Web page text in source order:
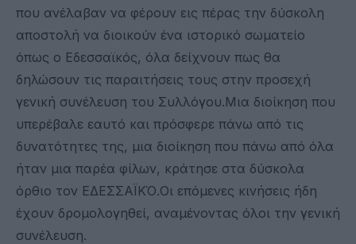
που ανέλαβαν να φέρουν εις πέρας την δύσκολη
αποστολή να διοικούν ένα ιστορικό σωματείο
όπως ο Εδεσσαϊκός, όλα δείχνουν πως θα
δηλώσουν τις παραιτήσεις τους στην προσεχή
γενική συνέλευση του Συλλόγου.Μια διοίκηση που
υπερέβαλε εαυτό και πρόσφερε πάνω από τις
δυνατότητες της, μια διοίκηση που πάνω από όλα
ήταν μια παρέα φίλων, κράτησε στα δύσκολα
όρθιο τον ΕΔΕΣΣΑΪΚΌ.Οι επόμενες κινήσεις ήδη
έχουν δρομολογηθεί, αναμένοντας όλοι την γενική
συνέλευση.